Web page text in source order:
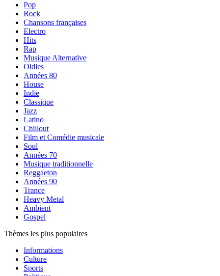
Pop
Rock
Chansons françaises
Electro
Hits
Rap
Musique Alternative
Oldies
Années 80
House
Indie
Classique
Jazz
Latino
Chillout
Film et Comédie musicale
Soul
Années 70
Musique traditionnelle
Reggaeton
Années 90
Trance
Heavy Metal
Ambient
Gospel
Thèmes les plus populaires
Informations
Culture
Sports